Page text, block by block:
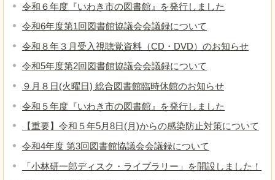
令和６年度『いわき市の図書館』を発行しました
令和6年度第1回図書館協議会会議録について
令和８年３月受入視聴覚資料（CD・DVD）のお知らせ
令和5年度第2回図書館協議会会議録について
９月８日(火曜日) 総合図書館臨時休館のお知らせ
令和５年度『いわき市の図書館』を発行しました
【重要】令和５年5月8日(月)からの感染防止対策について
令和4年度 第3回図書館協議会会議録について
「小林研一郎ディスク・ライブラリー」を開設しました！